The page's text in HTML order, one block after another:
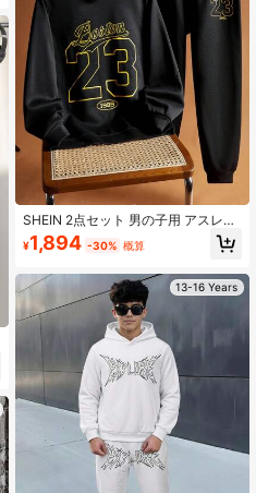
SHEIN 2点セット 男の子用 アスレチ
ック カジュアル 快適 多用途 ウォー
ム レタープリント パーカー & スウェ
¥1,894 -30% 概算
13-16 Years